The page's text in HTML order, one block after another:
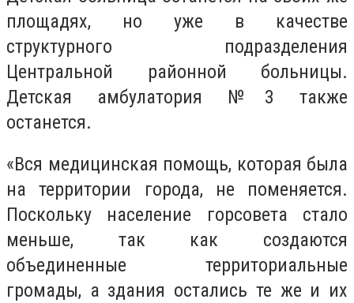
площадях, но уже в качестве
структурного подразделения
Центральной районной больницы.
Детская амбулатория №3 также
останется.
«Вся медицинская помощь, которая была
на территории города, не поменяется.
Поскольку население горсовета стало
меньше, так как создаются
объединенные территориальные
громады, а здания остались те же и их